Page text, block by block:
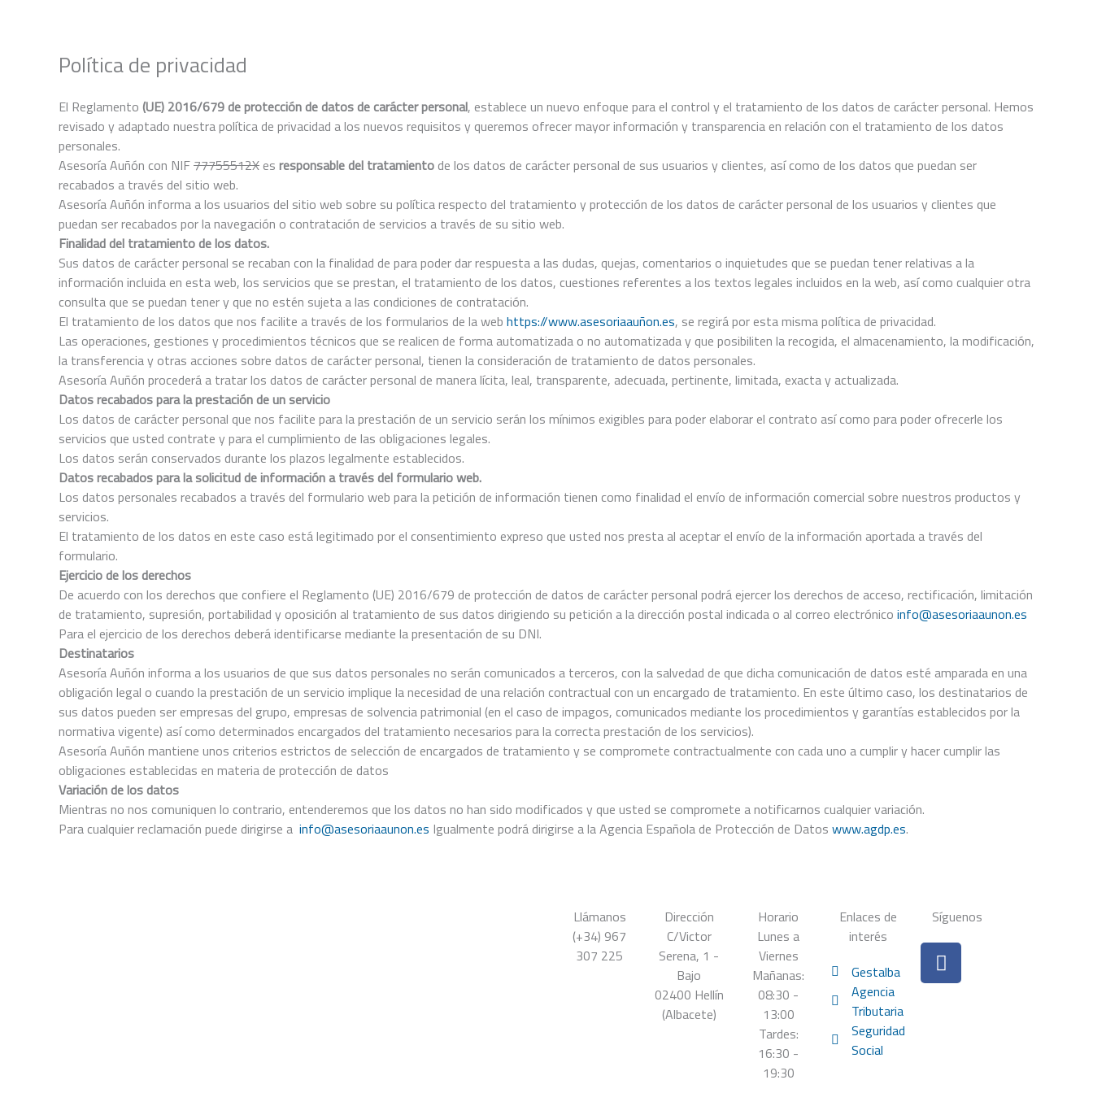
Política de privacidad
El Reglamento (UE) 2016/679 de protección de datos de carácter personal, establece un nuevo enfoque para el control y el tratamiento de los datos de carácter personal. Hemos
revisado y adaptado nuestra política de privacidad a los nuevos requisitos y queremos ofrecer mayor información y transparencia en relación con el tratamiento de los datos
personales.
Asesoría Auñón con NIF77755512X es responsable del tratamientode los datos de carácter personal de sus usuarios y clientes, así como de los datos que puedan ser
recabados a través del sitio web.
Asesoría Auñón informa a los usuarios del sitio web sobre su política respecto del tratamiento y protección de los datos de carácter personal de los usuarios y clientes que
puedan ser recabados por la navegación o contratación de servicios a través de su sitio web.
Finalidad del tratamiento de los datos.
Sus datos de carácter personal se recaban con la finalidad de para poder dar respuesta a las dudas, quejas, comentarios o inquietudes que se puedan tener relativas a la
información incluida en esta web, los servicios que se prestan, el tratamiento de los datos, cuestiones referentes a los textos legales incluidos en la web, así como cualquier otra
consulta que se puedan tener y que no estén sujeta a las condiciones de contratación.
El tratamiento de los datos que nos facilite a través de los formularios de la web https://www.asesoriaauñon.es, se regirá por esta misma política de privacidad.
Las operaciones, gestiones y procedimientos técnicos que se realicen de forma automatizada o no automatizada y que posibiliten la recogida, el almacenamiento, la modificación,
la transferencia y otras acciones sobre datos de carácter personal, tienen la consideración de tratamiento de datos personales.
Asesoría Auñón procederá a tratar los datos de carácter personal de manera lícita, leal, transparente, adecuada, pertinente, limitada, exacta y actualizada.
Datos recabados para la prestación de un servicio
Los datos de carácter personal que nos facilite para la prestación de un servicio serán los mínimos exigibles para poder elaborar el contrato así como para poder ofrecerle los
servicios que usted contrate y para el cumplimiento de las obligaciones legales.
Los datos serán conservados durante los plazos legalmente establecidos.
Datos recabados para la solicitud de información a través del formulario web.
Los datos personales recabados a través del formulario web para la petición de información tienen como finalidad el envío de información comercial sobre nuestros productos y
servicios.
El tratamiento de los datos en este caso está legitimado por el consentimiento expreso que usted nos presta al aceptar el envío de la información aportada a través del
formulario.
Ejercicio de los derechos
De acuerdo con los derechos que confiere el Reglamento (UE) 2016/679 de protección de datos de carácter personal podrá ejercer los derechos de acceso, rectificación, limitación
de tratamiento, supresión, portabilidad y oposición al tratamiento de sus datos dirigiendo su petición a la dirección postal indicada o al correo electrónico info@asesoriaaunon.es
Para el ejercicio de los derechos deberá identificarse mediante la presentación de su DNI.
Destinatarios
Asesoría Auñón informa a los usuarios de que sus datos personales no serán comunicados a terceros, con la salvedad de que dicha comunicación de datos esté amparada en una
obligación legal o cuando la prestación de un servicio implique la necesidad de una relación contractual con un encargado de tratamiento. En este último caso, los destinatarios de
sus datos pueden ser empresas del grupo, empresas de solvencia patrimonial (en el caso de impagos, comunicados mediante los procedimientos y garantías establecidos por la
normativa vigente) así como determinados encargados del tratamiento necesarios para la correcta prestación de los servicios).
Asesoría Auñón mantiene unos criterios estrictos de selección de encargados de tratamiento y se compromete contractualmente con cada uno a cumplir y hacer cumplir las
obligaciones establecidas en materia de protección de datos
Variación de los datos
Mientras no nos comuniquen lo contrario, entenderemos que los datos no han sido modificados y que usted se compromete a notificarnos cualquier variación.
Para cualquier reclamación puede dirigirse a info@asesoriaaunon.es Igualmente podrá dirigirse a la Agencia Española de Protección de Datos www.agdp.es.
Llámanos
(+34) 967
307 225
Dirección
C/Victor
Serena, 1 -
Bajo
02400 Hellín
(Albacete)
Horario
Lunes a
Viernes
Mañanas:
08:30 -
13:00
Tardes:
16:30 -
19:30
Enlaces de
interés
Gestalba
Agencia
Tributaria
Seguridad
Social
Síguenos
F
a
c